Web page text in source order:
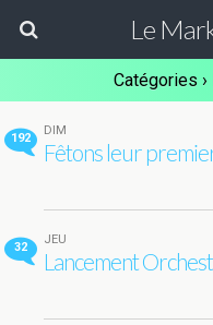
Le
Catégories ›
192
DIM
Fêtons leur
32
JEU
Lancement